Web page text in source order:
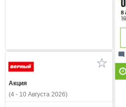
mode_comment
Акция
(4 - 10 Августа 2026)